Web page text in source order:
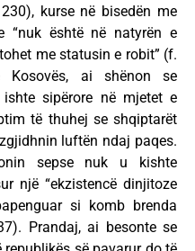
kurse në bisedën me
“nuk është në natyrën e
me statusin e robit” (f.
ai shënon se
sipërore në mjetet e
të thuhej se shqiptarët
luftën ndaj paqes.
sepse nuk u kishte
një “ekzistencë dinjitoze
si komb brenda
Prandaj, ai besonte se